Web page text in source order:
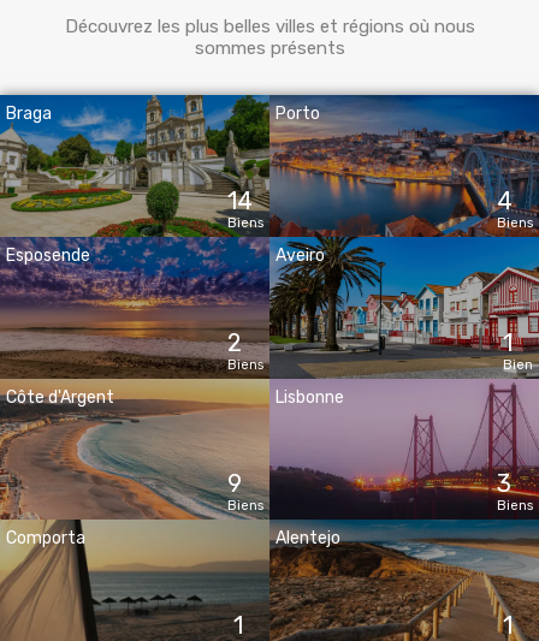
Découvrez les plus belles villes et régions où nous
sommes présents
Braga
14
Biens
Porto
4
Biens
Esposende
2
Biens
Aveiro
1
Bien
Côte d'Argent
9
Biens
Lisbonne
3
Biens
Comporta
1
Alentejo
1